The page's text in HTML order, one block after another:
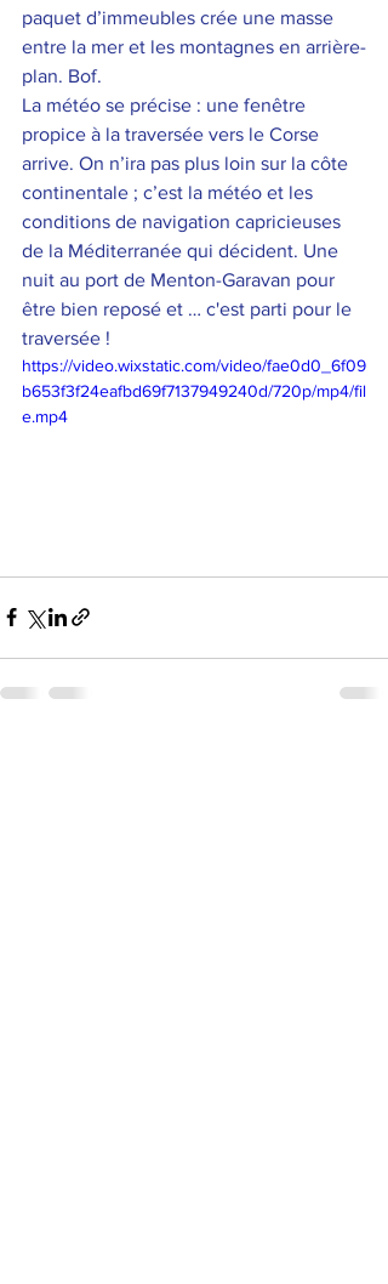
paquet d’immeubles crée une masse
entre la mer et les montagnes en arrière-
plan. Bof.
La météo se précise : une fenêtre
propice à la traversée vers le Corse
arrive. On n’ira pas plus loin sur la côte
continentale ; c’est la météo et les
conditions de navigation capricieuses
de la Méditerranée qui décident. Une
nuit au port de Menton-Garavan pour
être bien reposé et … c'est parti pour le
traversée !
https://video.wixstatic.com/video/fae0d0_6f09
b653f3f24eafbd69f7137949240d/720p/mp4/fil
e.mp4